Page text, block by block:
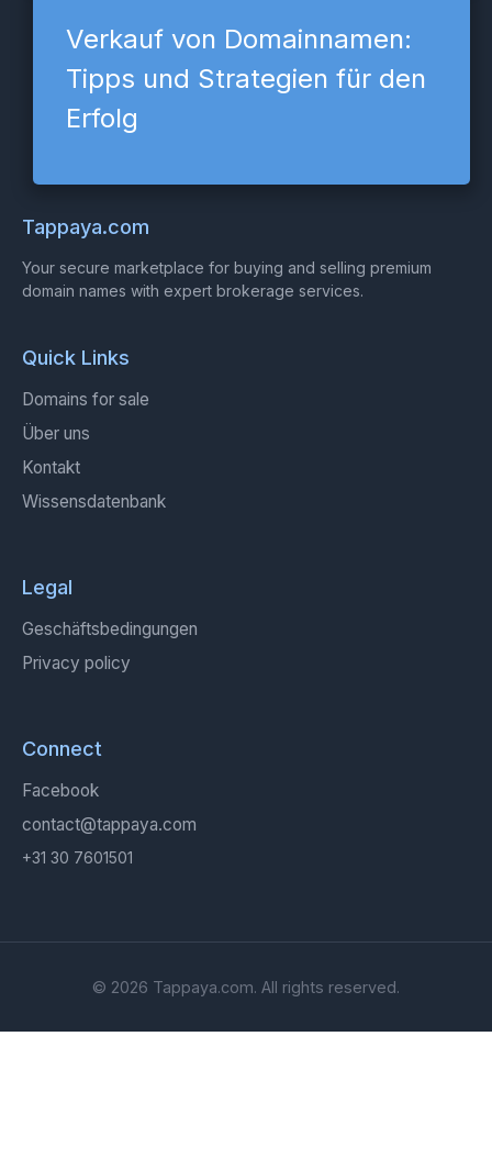
Verkauf von Domainnamen:
Tipps und Strategien für den
Erfolg
Tappaya.com
Your secure marketplace for buying and selling premium
domain names with expert brokerage services.
Quick Links
Domains for sale
Über uns
Kontakt
Wissensdatenbank
Legal
Geschäftsbedingungen
Privacy policy
Connect
Facebook
contact@tappaya.com
+31 30 7601501
© 2026 Tappaya.com. All rights reserved.